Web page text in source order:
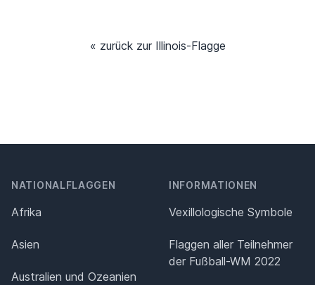
« zurück zur Illinois-Flagge
NATIONALFLAGGEN
Afrika
Asien
Australien und Ozeanien
INFORMATIONEN
Vexillologische Symbole
Flaggen aller Teilnehmer
der Fußball-WM 2022